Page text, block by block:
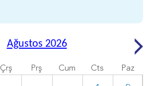
Ağustos 2026
Çrş Prş Cum Cts Paz